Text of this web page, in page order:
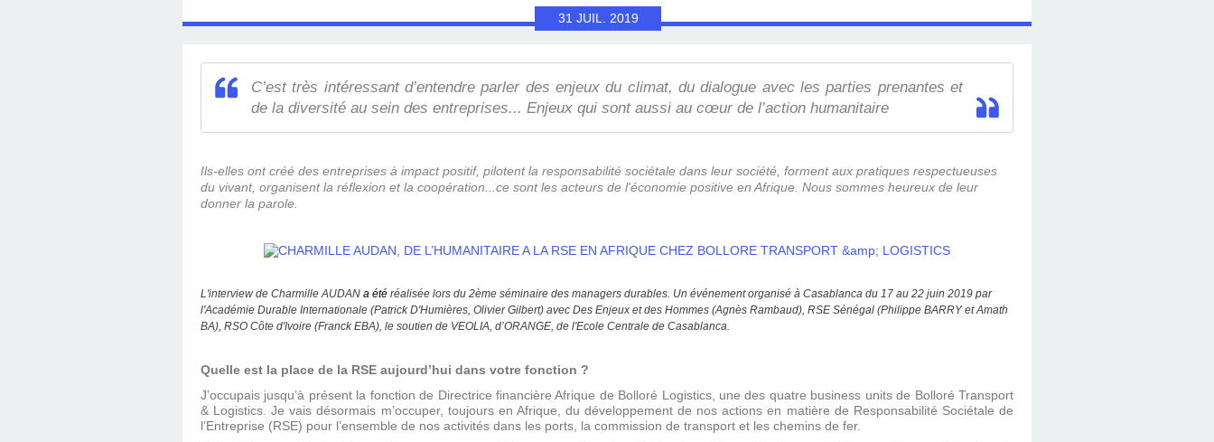
31 JUIL. 2019
C’est très intéressant d’entendre parler des enjeux du climat, du dialogue avec les parties prenantes et
de la diversité au sein des entreprises... Enjeux qui sont aussi au cœur de l’action humanitaire
Ils-elles ont créé des entreprises à impact positif, pilotent la responsabilité sociétale dans leur société, forment aux pratiques respectueuses
du vivant, organisent la réflexion et la coopération...ce sont les acteurs de l'économie positive en Afrique. Nous sommes heureux de leur
donner la parole.
L'interview de Charmille AUDAN a été réalisée lors du 2ème séminaire des managers durables. Un événement organisé à Casablanca du 17 au 22 juin 2019 par
l'Académie Durable Internationale (Patrick D'Humières, Olivier Gilbert) avec Des Enjeux et des Hommes (Agnès Rambaud), RSE Sénégal (Philippe BARRY et Amath
BA), RSO Côte d'Ivoire (Franck EBA), le soutien de VEOLIA, d’ORANGE, de l'Ecole Centrale de Casablanca.
Quelle est la place de la RSE aujourd’hui dans votre fonction ?
J’occupais jusqu’à présent la fonction de Directrice financière Afrique de Bolloré Logistics, une des quatre business units de Bolloré Transport
& Logistics. Je vais désormais m’occuper, toujours en Afrique, du développement de nos actions en matière de Responsabilité Sociétale de
l’Entreprise (RSE) pour l’ensemble de nos activités dans les ports, la commission de transport et les chemins de fer.